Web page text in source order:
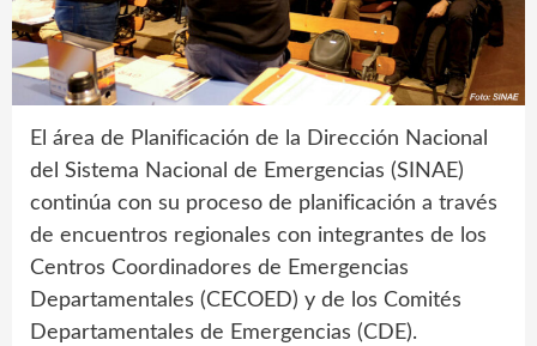
El área de Planificación de la Dirección Nacional
del Sistema Nacional de Emergencias (SINAE)
continúa con su proceso de planificación a través
de encuentros regionales con integrantes de los
Centros Coordinadores de Emergencias
Departamentales (CECOED) y de los Comités
Departamentales de Emergencias (CDE).